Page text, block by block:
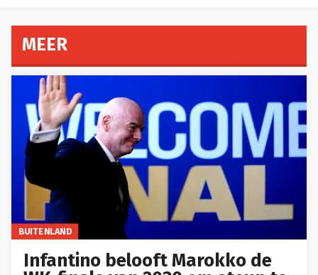
MEER
BUITENLAND
Infantino belooft Marokko de